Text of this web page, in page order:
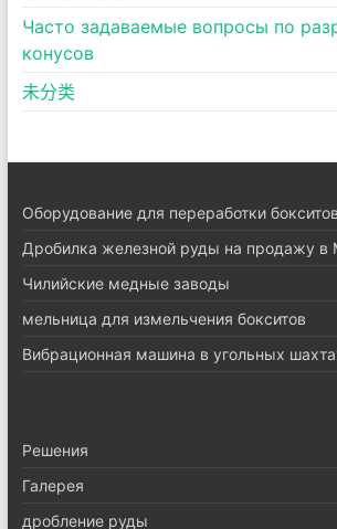
Часто задаваемые вопросы по
конусов
未分类
Оборудование для переработки бокситов
Дробилка железной руды на продажу в
Чилийские медные заводы
мельница для измельчения бокситов
Вибрационная машина в угольных
Pешения
Галерея
дробление руды